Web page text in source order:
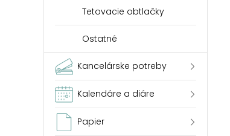
Tetovacie obtlačky
Ostatné
Kancelárske potreby
Kalendáre a diáre
Papier